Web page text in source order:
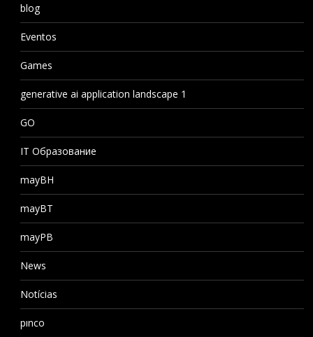
blog
Eventos
Games
generative ai application landscape 1
GO
IT Образование
mayBH
mayBT
mayPB
News
Notícias
pınco